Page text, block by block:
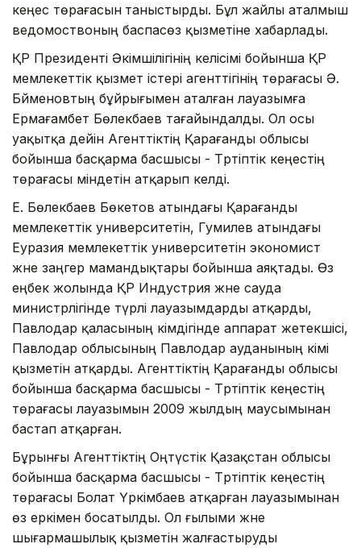
кеңес төрағасын таныстырды. Бұл жайлы аталмыш
ведомоствоның баспасөз қызметіне хабарлады.
ҚР Президенті Әкімшілігінің келісімі бойынша ҚР
мемлекеттік қызмет істері агенттігінің төрағасы Ә.
Бәйменовтың бұйрығымен аталған лауазымға
Ермағамбет Бөлекбаев тағайындалды. Ол осы
уақытқа дейін Агенттіктің Қарағанды облысы
бойынша басқарма басшысы - Тәртіптік кеңестің
төрағасы міндетін атқарып келді.
Е. Бөлекбаев Бөкетов атындағы Қарағанды
мемлекеттік университетін, Гумилев атындағы
Еуразия мемлекеттік университетін экономист
және заңгер мамандықтары бойынша аяқтады. Өз
еңбек жолында ҚР Индустрия және сауда
министрлігінде түрлі лауазымдарды атқарды,
Павлодар қаласының әкімдігінде аппарат жетекшісі,
Павлодар облысының Павлодар ауданының әкімі
қызметін атқарды. Агенттіктің Қарағанды облысы
бойынша басқарма басшысы - Тәртіптік кеңестің
төрағасы лауазымын 2009 жылдың маусымынан
бастап атқарған.
Бұрынғы Агенттіктің Оңтүстік Қазақстан облысы
бойынша басқарма басшысы - Тәртіптік кеңестің
төрағасы Болат Үркімбаев атқарған лауазымынан
өз еркімен босатылды. Ол ғылыми және
шығармашылық қызметін жалғастыруды